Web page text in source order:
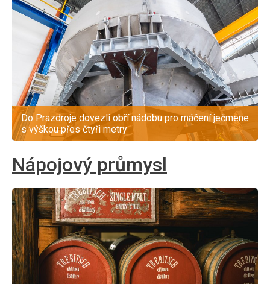
Do Prazdroje dovezli obří nádobu pro máčení ječmene
s výškou přes čtyři metry
Nápojový průmysl